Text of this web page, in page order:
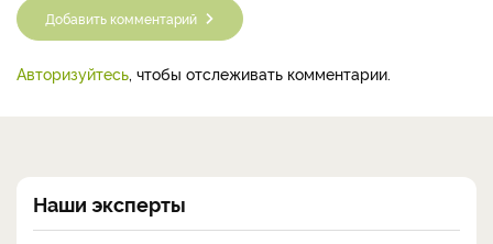
Добавить комментарий
Авторизуйтесь , чтобы отслеживать комментарии.
Наши эксперты